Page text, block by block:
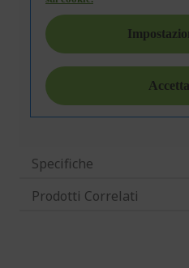
Specifiche
Prodotti Correlati